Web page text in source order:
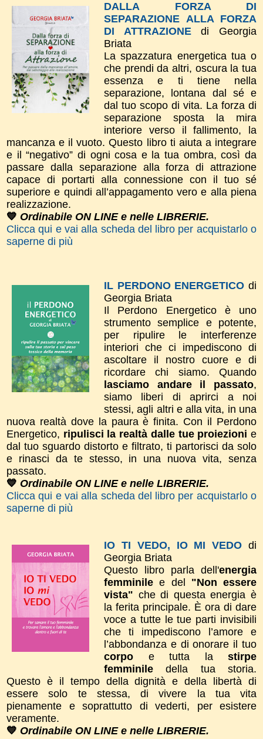
DALLA FORZA DI
SEPARAZIONE ALLA FORZA
DI ATTRAZIONE
di Georgia
Briata
La spazzatura energetica tua o
che prendi da altri, oscura la tua
essenza e ti tiene nella
separazione, lontana dal sé e
dal tuo scopo di vita. La forza di
separazione sposta la mira
interiore verso il fallimento, la
mancanza e il vuoto. Questo libro ti aiuta a integrare
e il “negativo” di ogni cosa e la tua ombra, così da
passare dalla separazione alla forza di attrazione
capace di portarti alla connessione con il tuo sé
superiore e quindi all’appagamento vero e alla piena
realizzazione.
💙 Ordinabile ON LINE e nelle LIBRERIE.
Clicca qui e vai alla scheda del libro per acquistarlo o
saperne di più
IL PERDONO ENERGETICO di
Georgia Briata
Il Perdono Energetico è uno
strumento semplice e potente,
per ripulire le interferenze
interiori che ci impediscono di
ascoltare il nostro cuore e di
ricordare chi siamo. Quando
lasciamo andare il passato,
siamo liberi di aprirci a noi
stessi, agli altri e alla vita, in una
nuova realtà dove la paura è finita. ​Con il Perdono
Energetico, ripulisci la realtà dalle tue proiezioni e
dal tuo sguardo distorto e filtrato, ti partorisci da solo
e rinasci da te stesso, in una nuova vita, senza
passato.
💙 Ordinabile ON LINE e nelle LIBRERIE.
Clicca qui e vai alla scheda del libro per acquistarlo o
saperne di più
IO TI VEDO, IO MI VEDO di
Georgia Briata
Questo libro parla dell'energia
femminilee del "Non essere
vista" che di questa energia è
la ferita principale. È ora di dare
voce a tutte le tue parti invisibili
che ti impediscono l’amore e
l’abbondanza e di onorare il tuo
corpo e tutta la stirpe
femminile della tua storia.
Questo è il tempo della dignità e della libertà di
essere solo te stessa, di vivere la tua vita
pienamente e soprattutto di vederti, per esistere
veramente.
💙 Ordinabile ON LINE e nelle LIBRERIE.